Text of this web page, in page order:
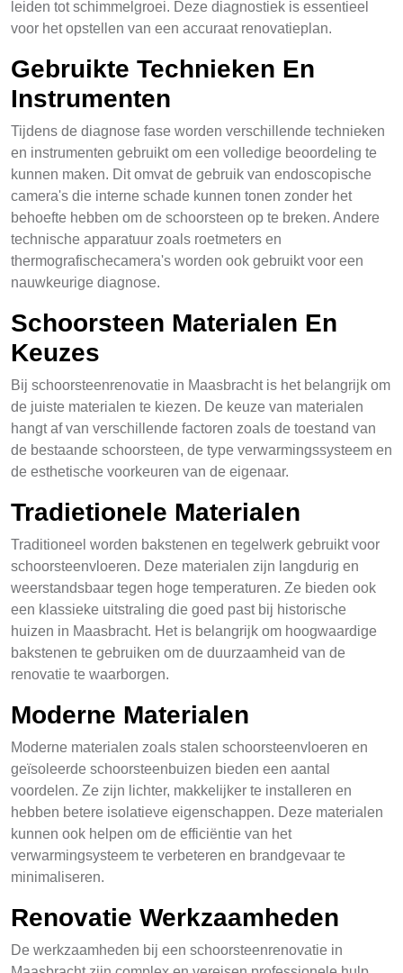
leiden tot schimmelgroei. Deze diagnostiek is essentieel
voor het opstellen van een accuraat renovatieplan.
Gebruikte Technieken En
Instrumenten
Tijdens de diagnose fase worden verschillende technieken
en instrumenten gebruikt om een volledige beoordeling te
kunnen maken. Dit omvat de gebruik van endoscopische
camera's die interne schade kunnen tonen zonder het
behoefte hebben om de schoorsteen op te breken. Andere
technische apparatuur zoals roetmeters en
thermografischecamera's worden ook gebruikt voor een
nauwkeurige diagnose.
Schoorsteen Materialen En
Keuzes
Bij schoorsteenrenovatie in Maasbracht is het belangrijk om
de juiste materialen te kiezen. De keuze van materialen
hangt af van verschillende factoren zoals de toestand van
de bestaande schoorsteen, de type verwarmingssysteem en
de esthetische voorkeuren van de eigenaar.
Tradietionele Materialen
Traditioneel worden bakstenen en tegelwerk gebruikt voor
schoorsteenvloeren. Deze materialen zijn langdurig en
weerstandsbaar tegen hoge temperaturen. Ze bieden ook
een klassieke uitstraling die goed past bij historische
huizen in Maasbracht. Het is belangrijk om hoogwaardige
bakstenen te gebruiken om de duurzaamheid van de
renovatie te waarborgen.
Moderne Materialen
Moderne materialen zoals stalen schoorsteenvloeren en
geïsoleerde schoorsteenbuizen bieden een aantal
voordelen. Ze zijn lichter, makkelijker te installeren en
hebben betere isolatieve eigenschappen. Deze materialen
kunnen ook helpen om de efficiëntie van het
verwarmingsysteem te verbeteren en brandgevaar te
minimaliseren.
Renovatie Werkzaamheden
De werkzaamheden bij een schoorsteenrenovatie in